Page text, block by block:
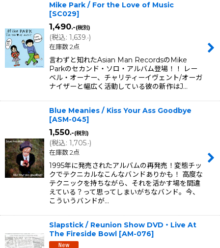
Mike Park / For the Love of Music
[SC029]
1,490.-(税別)
(税込: 1,639.-)
在庫数 2点
言わずと知れたAsian Man RecordsのMike
Parkのセカンド・ソロ・アルバム登場！！ レー
ベル・オーナー、チャリティーイヴェント/オーガ
ナイザーと幅広く活動している彼の新作はJ…
Blue Meanies / Kiss Your Ass Goodbye
[ASM-045]
1,550.-(税別)
(税込: 1,705.-)
在庫数 2点
1995年に発売されたアルバムの再発売！変態チッ
クでテクニカルなこんなバンドありかも！ 高度な
テクニックを持ちながら、それを活かす場を間違
えている？って思ってしまいがちなバンド。今、
こういうバンドが…
Slapstick / Reunion Show DVD・Live At
The Fireside Bowl
[AM-076]